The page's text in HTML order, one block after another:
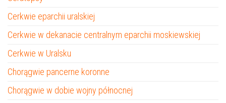
Cerkwie eparchii uralskiej
Cerkwie w dekanacie centralnym eparchii moskiewskiej
Cerkwie w Uralsku
Chorągwie pancerne koronne
Chorągwie w dobie wojny północnej